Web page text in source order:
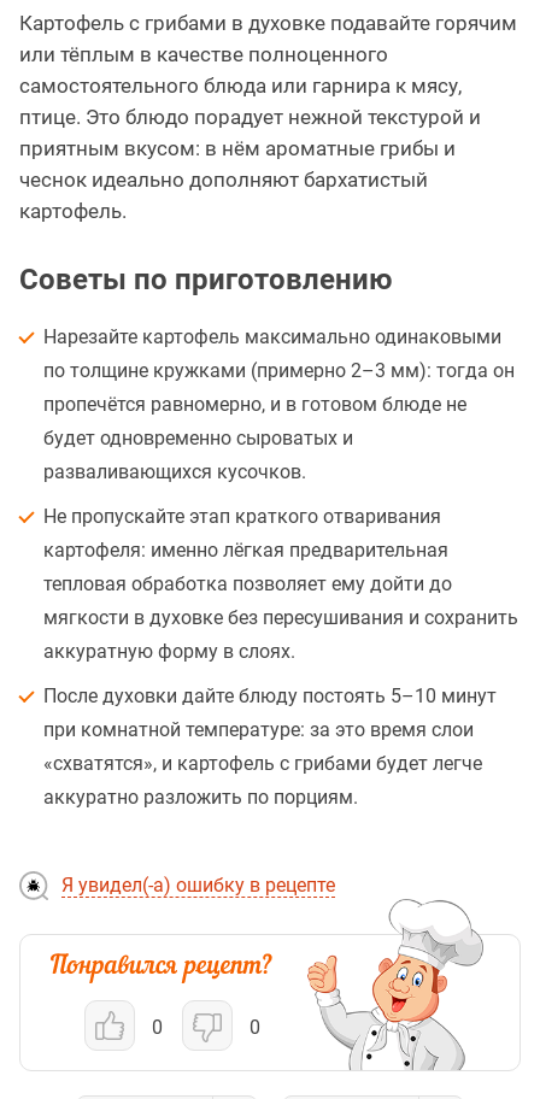
Картофель с грибами в духовке подавайте горячим
или тёплым в качестве полноценного
самостоятельного блюда или гарнира к мясу,
птице. Это блюдо порадует нежной текстурой и
приятным вкусом: в нём ароматные грибы и
чеснок идеально дополняют бархатистый
картофель.
Советы по приготовлению
Нарезайте картофель максимально одинаковыми
по толщине кружками (примерно 2–3 мм): тогда он
пропечётся равномерно, и в готовом блюде не
будет одновременно сыроватых и
разваливающихся кусочков.
Не пропускайте этап краткого отваривания
картофеля: именно лёгкая предварительная
тепловая обработка позволяет ему дойти до
мягкости в духовке без пересушивания и сохранить
аккуратную форму в слоях.
После духовки дайте блюду постоять 5–10 минут
при комнатной температуре: за это время слои
«схватятся», и картофель с грибами будет легче
аккуратно разложить по порциям.
Я увидел(-а) ошибку в рецепте
0 0